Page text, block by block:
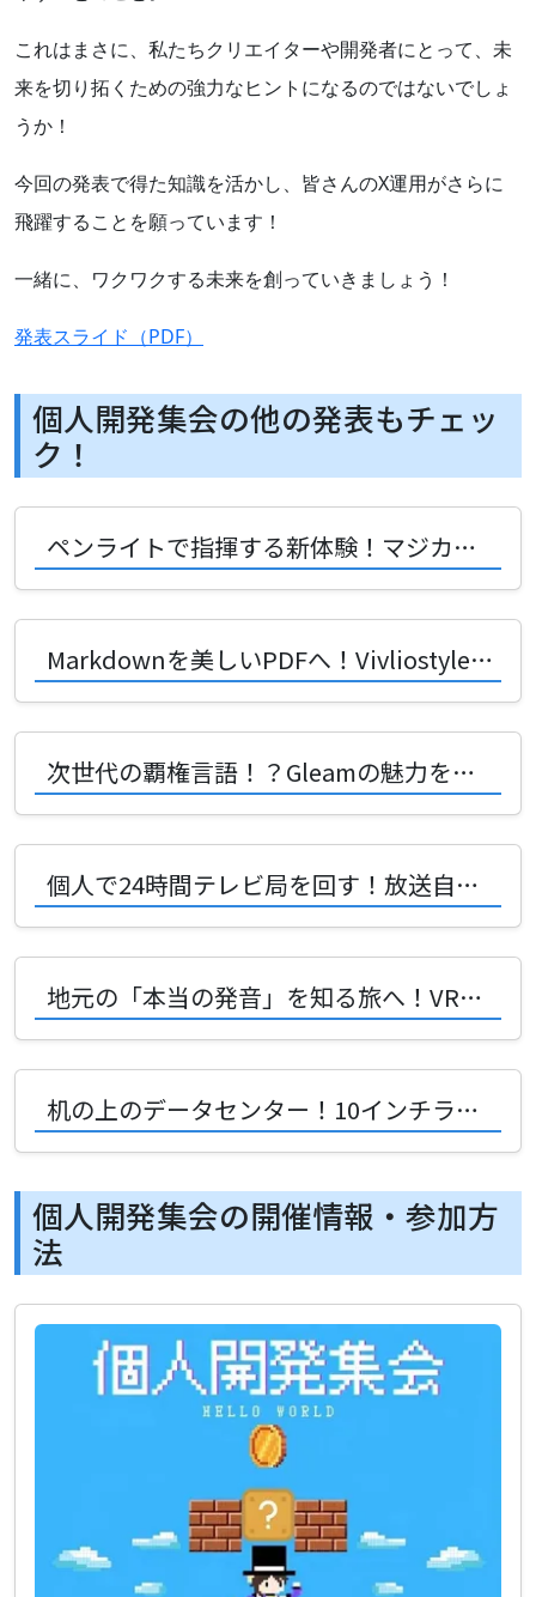
これはまさに、私たちクリエイターや開発者にとって、未
来を切り拓くための強力なヒントになるのではないでしょ
うか！
今回の発表で得た知識を活かし、皆さんのX運用がさらに
飛躍することを願っています！
一緒に、ワクワクする未来を創っていきましょう！
発表スライド（PDF）
個人開発集会の他の発表もチェッ
ク！
ペンライトで指揮する新体験！マジカルミライ2026入選作の開発秘話
Markdownを美しいPDFへ！Vivliostyleで変わる未来の書類作成術
次世代の覇権言語！？Gleamの魅力を創好リナさんがVRChatで熱弁！
個人で24時間テレビ局を回す！放送自動化システムICS-TVの驚愕アーキテクチャ
地元の「本当の発音」を知る旅へ！VRChat発の地名アクセントマップが面白い
机の上のデータセンター！10インチラックと3Dプリンタで広がるDIYの無限の楽しさ
個人開発集会の開催情報・参加方
法